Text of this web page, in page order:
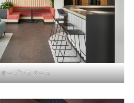
オープンスペース